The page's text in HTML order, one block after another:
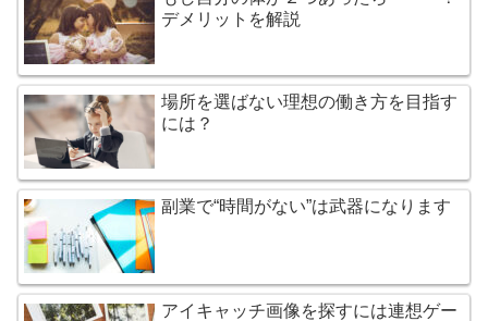
デメリットを解説
場所を選ばない理想の働き方を目指す
には？
副業で“時間がない”は武器になります
アイキャッチ画像を探すには連想ゲー